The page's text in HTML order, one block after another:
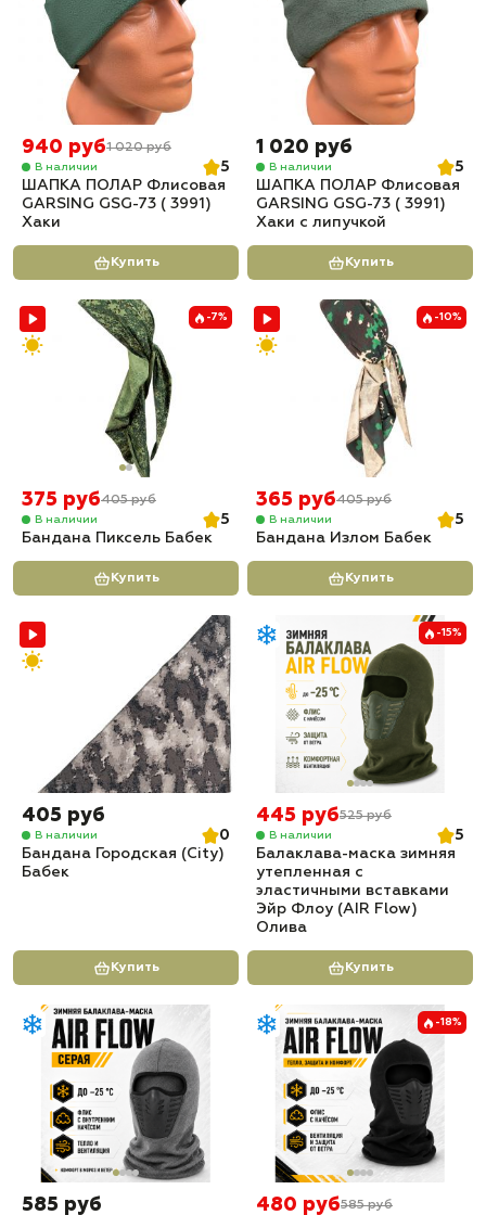
940 руб1 020 руб
В наличии
5
ШАПКА ПОЛАР Флисовая
GARSING GSG-73 ( 3991)
Хаки
Купить
1 020 руб
В наличии
5
ШАПКА ПОЛАР Флисовая
GARSING GSG-73 ( 3991)
Хаки с липучкой
Купить
-7%
375 руб405 руб
В наличии
5
Бандана Пиксель Бабек
Купить
-10%
365 руб405 руб
В наличии
5
Бандана Излом Бабек
Купить
405 руб
В наличии
0
Бандана Городская (City)
Бабек
Купить
-15%
445 руб525 руб
В наличии
5
Балаклава-маска зимняя
утепленная с
эластичными вставками
Эйр Флоу (AIR Flow)
Олива
Купить
585 руб
-18%
480 руб585 руб